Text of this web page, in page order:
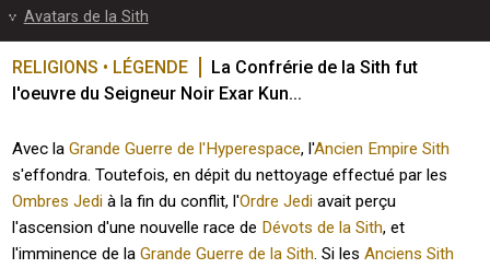
Avatars de la Sith
RELIGIONS • LÉGENDE
La Confrérie de la Sith fut
l'oeuvre du Seigneur Noir Exar Kun...
Avec laGrande Guerre de l'Hyperespace, l'Ancien Empire Sith
s'effondra. Toutefois, en dépit du nettoyage effectué par les
Ombres Jedi à la fin du conflit, l'Ordre Jedi avait perçu
l'ascension d'une nouvelle race de Dévots de la Sith, et
l'imminence de laGrande Guerre de la Sith. Si lesAnciens Sith